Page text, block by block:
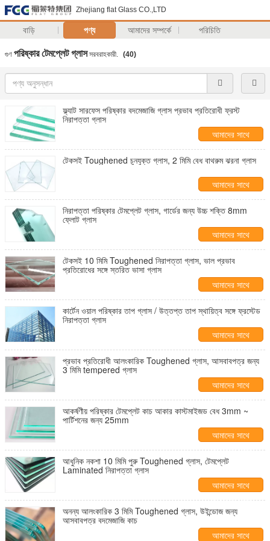
Zhejiang flat Glass CO.,LTD
বাড়ি পণ্য আমাদের সম্পর্কে পরিচিতি
গুণ পরিষ্কার টেমপ্লেট গ্লাসসরবরাহকারী. (40)
ফ্ল্যাট সারফেস পরিষ্কার বদমেজাজি গ্লাস প্রভাব প্রতিরোধী ফ্রস্ট
নিরাপত্তা গ্লাস
আমাদের সাথে
যোগাযোগ করুন
টেকসই Toughened চুনযুক্ত গ্লাস, 2 মিমি বেধ বাথরুম ঝরনা গ্লাস
আমাদের সাথে
যোগাযোগ করুন
নিরাপত্তা পরিষ্কার টেমপ্লেট গ্লাস, গার্ডের জন্য উচ্চ শক্তি 8mm
ফ্লোট গ্লাস
আমাদের সাথে
যোগাযোগ করুন
টেকসই 10 মিমি Toughened নিরাপত্তা গ্লাস, ভাল প্রভাব
প্রতিরোধের সঙ্গে স্তরিত ভাসা গ্লাস
আমাদের সাথে
যোগাযোগ করুন
কার্টেন ওয়াল পরিষ্কার তাপ গ্লাস / উত্তপ্ত তাপ স্থায়িত্ব সঙ্গে ফ্রস্টেড
নিরাপত্তা গ্লাস
আমাদের সাথে
যোগাযোগ করুন
প্রভাব প্রতিরোধী আলংকারিক Toughened গ্লাস, আসবাবপত্র জন্য
3 মিমি tempered গ্লাস
আমাদের সাথে
যোগাযোগ করুন
আকর্ষণীয় পরিষ্কার টেমপ্লেট কাচ আকার কাস্টমাইজড বেধ 3mm ~
পার্টিশনের জন্য 25mm
আমাদের সাথে
যোগাযোগ করুন
আধুনিক নকশা 10 মিমি পুরু Toughened গ্লাস, টেমপ্লেট
Laminated নিরাপত্তা গ্লাস
আমাদের সাথে
যোগাযোগ করুন
অনন্য আলংকারিক 3 মিমি Toughened গ্লাস, উইন্ডোজ জন্য
আসবাবপত্র বদমেজাজি কাচ
আমাদের সাথে